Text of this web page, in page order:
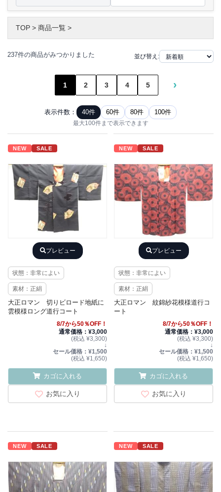
TOP > 商品一覧 >
237件の商品がみつかりました 並び替え:
1 2 3 4 5 ›
表示件数： 40件 60件 80件 100件
最大100件まで表示できます
NEW SALE
プレビュー
状態：非常によい
素材：正絹
大正ロマン 切りビロード地紙に
雲模様ロング道行コート
8/7から50％OFF！
通常価格：¥3,000
(税込 ¥3,300)
↓
セール価格：¥1,500
(税込 ¥1,650)
カゴに入れる
お気に入り
NEW SALE
プレビュー
状態：非常によい
素材：正絹
大正ロマン 紋錦紗花模様道行コ
ート
8/7から50％OFF！
通常価格：¥3,000
(税込 ¥3,300)
↓
セール価格：¥1,500
(税込 ¥1,650)
カゴに入れる
お気に入り
NEW SALE NEW SALE